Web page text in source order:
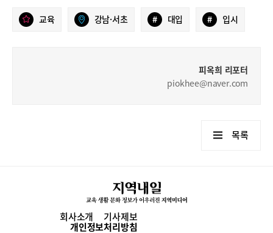
교육 강남·서초 # 대입 # 입시
피옥희 리포터
piokhee@naver.com
목록
회사소개 기사제보
개인정보처리방침